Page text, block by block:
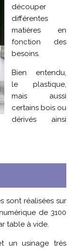
découper
différentes
matières en
fonction des
besoins.
Bien entendu,
le plastique,
mais aussi
certains bois ou
dérivés ainsi
sont réalisées sur
de 3100
table à vide.
un usinage très